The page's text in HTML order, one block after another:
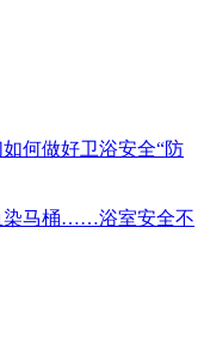
何做好卫浴安全“防
染马桶……浴室安全不